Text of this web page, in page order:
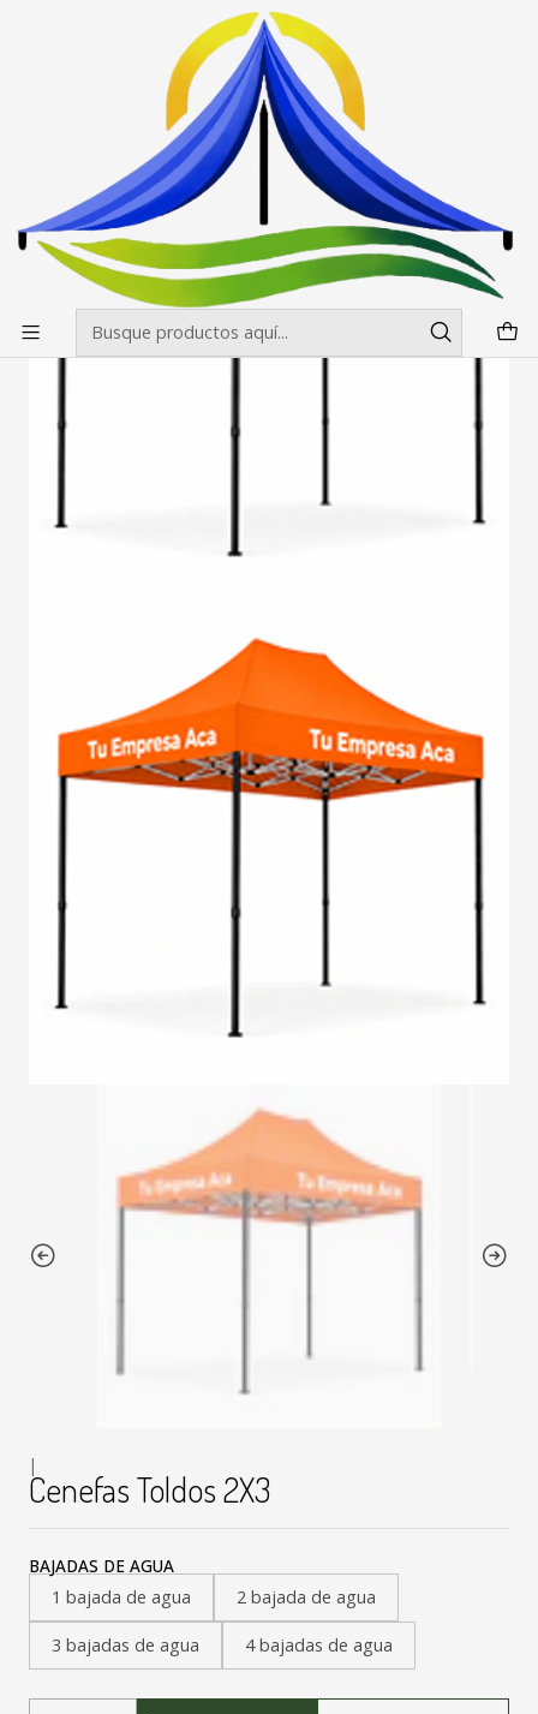
Envíos gratis desde $500.000 en Santiago
Cenefas Toldos 2X3 Cenefas Toldos 2X3
|
Cenefas Toldos 2X3
BAJADAS DE AGUA
1 bajada de agua
2 bajada de agua
3 bajadas de agua 4 bajadas de agua